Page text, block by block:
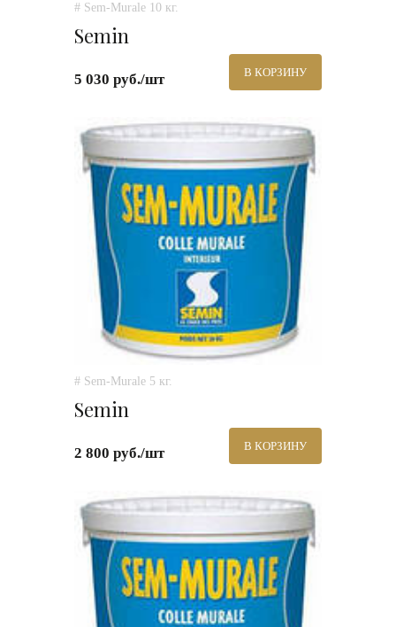
# Sem-Murale 10 кг.
Semin
5 030 руб./шт В КОРЗИНУ
# Sem-Murale 5 кг.
Semin
2 800 руб./шт В КОРЗИНУ